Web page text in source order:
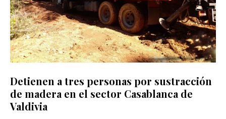
Detienen a tres personas por sustracción
de madera en el sector Casablanca de
Valdivia